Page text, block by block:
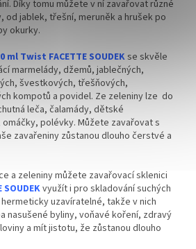
Díky tomu můžete v ní zavařovat různé
od jablek, třešní, meruněk a hrušek po
okurky.
ml Twist FACETTE SOUDEKse skvěle
marmelády, džemů, jablečných,
švestkových, třešňových,
kompotů a povidel. Ze zeleniny lze do
leča, čalamády, dětské
polévky. Můžete zavařovat s
zavařeniny zůstanou dlouho čerstvé a
a zeleniny můžete zavařovací sklenici
využít i pro skladování suchých
uzavíratelné, takže v nich
nasušené byliny, voňavé koření, zdravý
a mít jistotu, že zůstanou dlouho